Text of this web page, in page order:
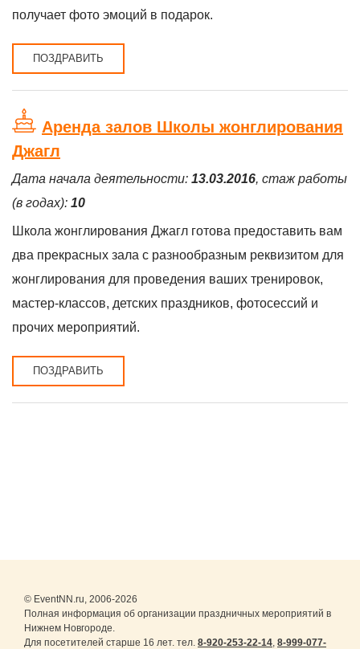
получает фото эмоций в подарок.
ПОЗДРАВИТЬ
Аренда залов Школы жонглирования
Джагл
Дата начала деятельности: 13.03.2016, стаж работы
(в годах): 10
Школа жонглирования Джагл готова предоставить вам
два прекрасных зала с разнообразным реквизитом для
жонглирования для проведения ваших тренировок,
мастер-классов, детских праздников, фотосессий и
прочих мероприятий.
ПОЗДРАВИТЬ
© EventNN.ru, 2006-2026
Полная информация об организации праздничных мероприятий в
Нижнем Новгороде.
Для посетителей старше 16 лет. тел. 8-920-253-22-14, 8-999-077-